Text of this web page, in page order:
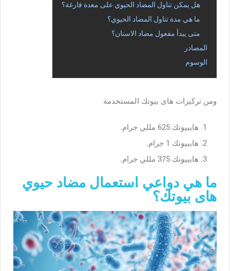
هل يمكن تناول المضاد الحيوي على معدة فارغة؟
ما هي مدة تناول المضاد الحيوي؟
متى يبدأ مفعول مضاد الاسنان؟
المصادر
الوسوم
ومن تركيزات هاى بيوتك المستخدمة
هايبيوتك 625 مللي جرام.
هايبيوتك 1 جرام.
هايبيوتك 375 مللي جرام.
ما هي دواعي استعمال مضاد حيوي
هاى بيوتك؟